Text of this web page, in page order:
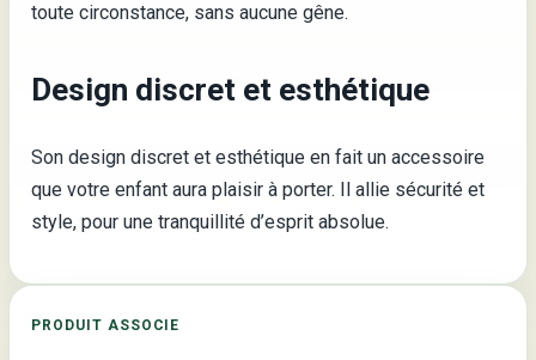
toute circonstance, sans aucune gêne.
Design discret et esthétique
Son design discret et esthétique en fait un accessoire
que votre enfant aura plaisir à porter. Il allie sécurité et
style, pour une tranquillité d’esprit absolue.
PRODUIT ASSOCIE